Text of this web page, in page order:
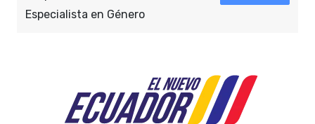
Especialista en Género